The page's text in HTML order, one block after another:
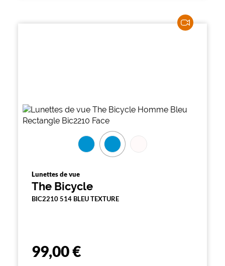
Lunettes de vue
The Bicycle
BIC2210 514 BLEU TEXTURE
99,00 €